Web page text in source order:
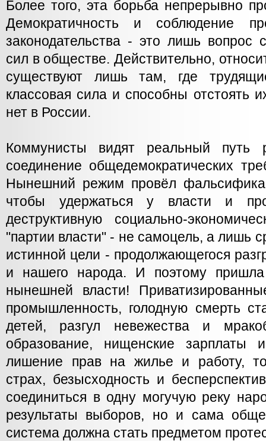
Более того, эта борьба непрерывно
Демократичность и соблюдение
законодательства - это лишь вопрос
сил в обществе. Действительно,
существуют лишь там, где
классовая сила и способны отстоять
нет в России.
Коммунисты видят реальный путь
соединение общедемократических
Нынешний режим провёл
чтобы удержаться у власти и
деструктивную социально-
"партии власти" - не самоцель, а лишь
истинной цели - продолжающегося
и нашего народа. И поэтому
нынешней власти!
промышленность, голодную смерть
детей, разгул невежества и
образование, нищенские зарплаты
лишение прав на жилье и работу,
страх, безысходность и
соединиться в одну могучую реку
результаты выборов, но и сама
система должна стать предметом